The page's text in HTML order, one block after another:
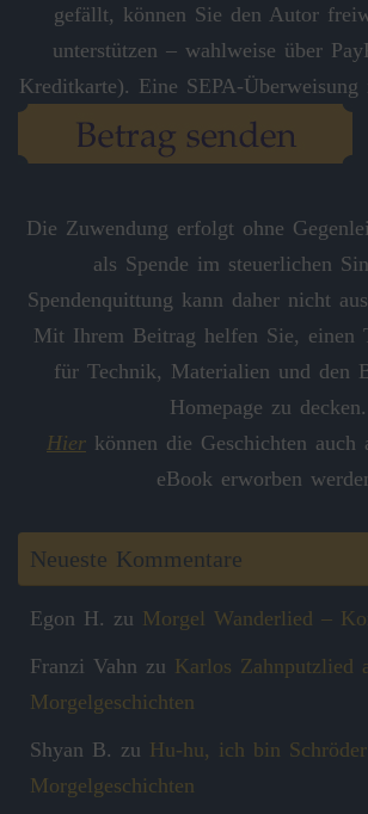
gefällt, können Sie den Autor
unterstützen – wahlweise über
Kreditkarte). Eine SEPA-Überweisung
Die Zuwendung erfolgt ohne
als Spende im steuerlichen
Spendenquittung kann daher nicht
Mit Ihrem Beitrag helfen Sie, einen
für Technik, Materialien und den
Homepage zu decken.
Hier können die Geschichten auch
eBook erworben
Neueste Kommentare
Egon H. zu Morgel Wanderlied –
Franzi Vahn zu Karlos Zahnputzlied
Morgelgeschichten
Shyan B. zu Hu-hu, ich bin
Morgelgeschichten